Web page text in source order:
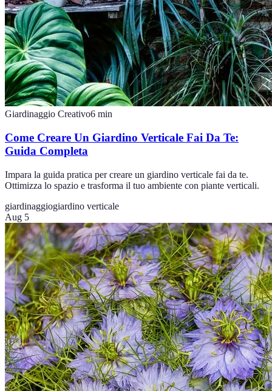
Giardinaggio Creativo6 min
Come Creare Un Giardino Verticale Fai Da Te:
Guida Completa
Impara la guida pratica per creare un giardino verticale fai da te.
Ottimizza lo spazio e trasforma il tuo ambiente con piante verticali.
giardinaggiogiardino verticale
Aug 5